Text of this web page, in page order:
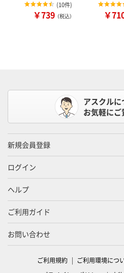
(10件)
￥739 （税込） ￥
アスクルに
お気軽にご
新規会員登録
ログイン
ヘルプ
ご利用ガイド
お問い合わせ
ご利用規約 ご利用環境につ